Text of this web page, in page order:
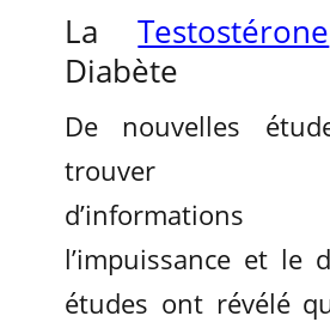
LaTestostérone
Diabète
De nouvelles
trouver
d’informations
l’impuissance et le
études ont révélé